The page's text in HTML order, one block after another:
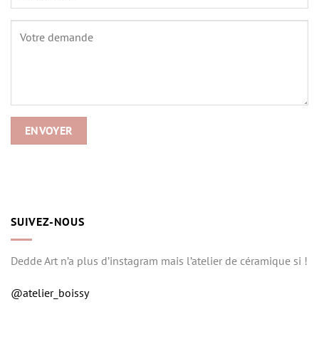
SUIVEZ-NOUS
Dedde Art n’a plus d’instagram mais l’atelier de céramique si !
@atelier_boissy